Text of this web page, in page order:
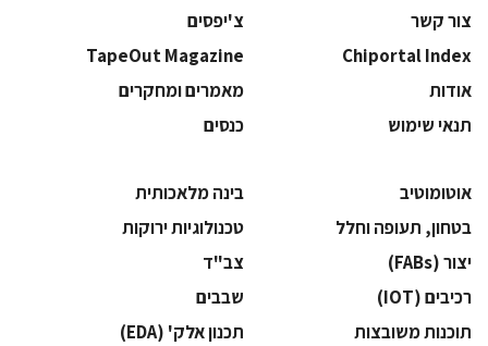
צור קשר
צ'יפסים
Chiportal Index
TapeOut Magazine
אודות
מאמרים ומחקרים
תנאי שימוש
כנסים
אוטומוטיב
בינה מלאכותית
בטחון, תעופה וחלל
‫טכנולוגיות ירוקות‬
‫יצור (‪(FABs‬‬
‫צב"ד‬
‫רכיבים‬ (IOT)
‫שבבים‬
‫תוכנות משובצות‬
‫תכנון אלק' (‪(EDA‬‬